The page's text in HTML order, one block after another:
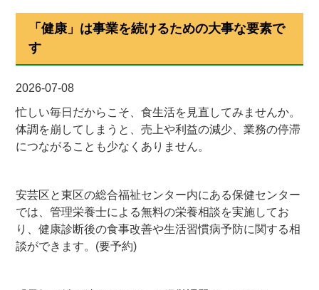
「健康」は事業を続けるための大事な要素で
す
2026-07-08
忙しい毎日だからこそ、食生活を見直してみませんか。
体調を崩してしまうと、売上や利益の減少、業務の停滞
につながることも少なくありません。
安芸区と東区の総合福祉センター内にある保健センター
では、管理栄養士による無料の栄養相談を実施してお
り、健康診断後の食事改善や生活習慣病予防に関する相
談ができます。(要予約)